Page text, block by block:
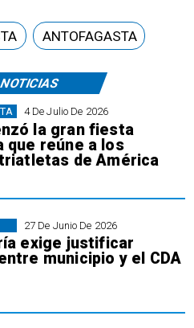
4 De Julio De 2026
la gran fiesta
que reúne a los
de América
27 De Junio De 2026
exige justificar
municipio y el CDA
ANTOFAGASTA